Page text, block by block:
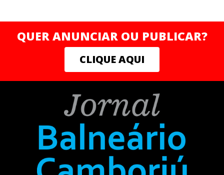
QUER ANUNCIAR OU PUBLICAR?
CLIQUE AQUI